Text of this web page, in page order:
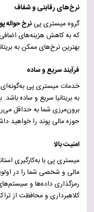
نرخ‌های رقابتی و شفاف
گروه میستری پی نرخ حواله
که به کاهش هزینه‌های
بهترین نرخ‌های ممکن به
فرآیند سریع و ساده
خدمات میستری پی
به بریتانیا سریع و ساده
برون‌مرزی شما به حداقل
حوزه مالی پوند را خواهید
امنیت بالا
میستری پی با به‌کارگیری
مالی و شخصی شما را در
رمزگذاری داده‌ها و
کلاهبرداری و محافظت از